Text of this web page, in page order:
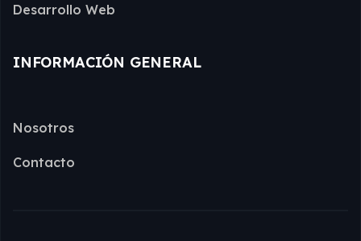
Desarrollo Web
INFORMACIÓN GENERAL
Nosotros
Contacto